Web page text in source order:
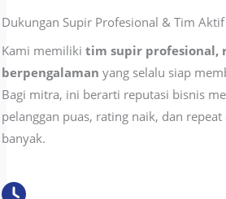
Dukungan Supir Profesional & Tim
Kami memilikitim supir profesional,
berpengalaman yang selalu siap
Bagi mitra, ini berarti reputasi bisnis
pelanggan puas, rating naik, dan
banyak.